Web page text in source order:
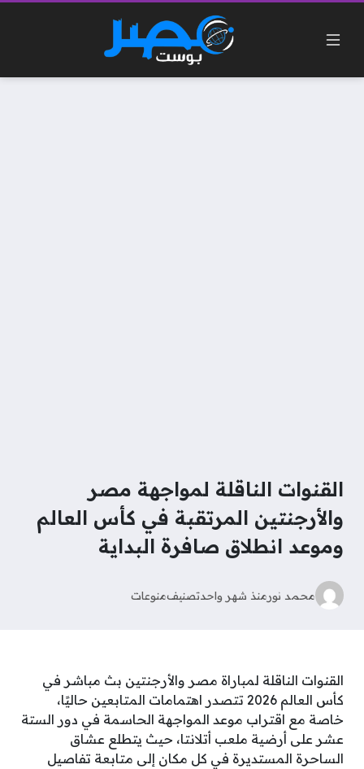
القنوات الناقلة لمواجهة مصر
والأرجنتين المرتقبة في كأس العالم
وموعد انطلاق صافرة البداية
محمد نورمنذ شهر واحدتصنيفمنوعات
القنوات الناقلة لمباراة مصر والأرجنتين بث مباشر في
كأس العالم 2026 تتصدر اهتمامات المتابعين حاليًا،
خاصة مع اقتراب موعد المواجهة الحاسمة في دور الستة
عشر على أرضية ملعب أتلانتا، حيث يتطلع عشاق
الساحرة المستديرة في كل مكان إلى متابعة تفاصيل